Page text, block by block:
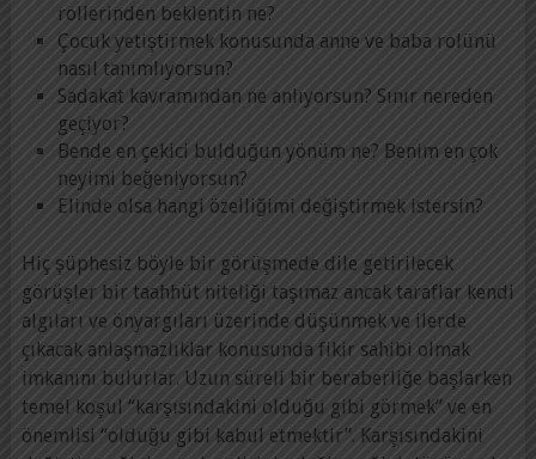
rollerinden beklentin ne?
Çocuk yetiştirmek konusunda anne ve baba rolünü
nasıl tanımlıyorsun?
Sadakat kavramından ne anlıyorsun? Sınır nereden
geçiyor?
Bende en çekici bulduğun yönüm ne? Benim en çok
neyimi beğeniyorsun?
Elinde olsa hangi özelliğimi değiştirmek istersin?
Hiç şüphesiz böyle bir görüşmede dile getirilecek
görüşler bir taahhüt niteliği taşımaz ancak taraflar kendi
algıları ve önyargıları üzerinde düşünmek ve ilerde
çıkacak anlaşmazlıklar konusunda fikir sahibi olmak
imkanını bulurlar. Uzun süreli bir beraberliğe başlarken
temel koşul “karşısındakini olduğu gibi görmek” ve en
önemlisi “olduğu gibi kabul etmektir”. Karşısındakini